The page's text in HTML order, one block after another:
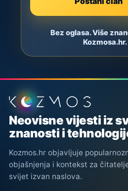
Bez oglasa. Više
Kozmosa.hr.
Podnožje stranice
Neovisne vijesti iz
znanosti i
Kozmos.hr objavljuje
objašnjenja i kontekst za
svijet izvan naslova.